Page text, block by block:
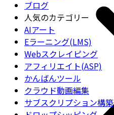
ブログ
人気のカテゴリー
AIアート
Eラーニング(LMS)
Webスクレイピング
アフィリエイト(ASP)
かんばんツール
クラウド動画編集
サブスクリプション構築